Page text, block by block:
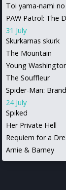
Toi yama-nami no
PAW Patrol: The
31 July
Skurkarnas skurk
The Mountain
Young
The Souffleur
Spider-Man:
24 July
Spiked
Her Private Hell
Requiem for a
Arnie & Barney